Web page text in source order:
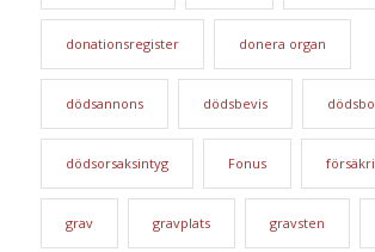
donationsregister donera organ
dödsannons dödsbevis dödsbo
dödsorsaksintyg Fonus
grav gravplats gravsten